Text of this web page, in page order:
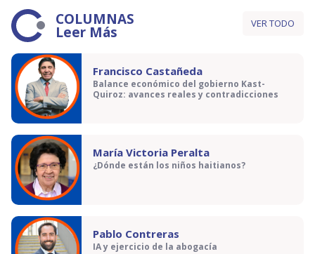
COLUMNAS
Leer Más VER TODO
Francisco Castañeda
Balance económico del gobierno Kast-
Quiroz: avances reales y contradicciones
María Victoria Peralta
¿Dónde están los niños haitianos?
Pablo Contreras
IA y ejercicio de la abogacía